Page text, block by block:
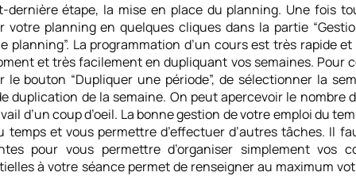
dernière étape, la mise en place du planning. Une fois
votre planning en quelques cliques dans la partie
planning”. La programmation d’un cours est très rapide
et très facilement en dupliquant vos semaines. Pour
bouton “Dupliquer une période”, de sélectionner la
duplication de la semaine. On peut apercevoir le nombre
d’un coup d’oeil. La bonne gestion de votre emploi du
temps et vous permettre d’effectuer d’autres tâches. Il
pour vous permettre d’organiser simplement vos
à votre séance permet de renseigner au maximum